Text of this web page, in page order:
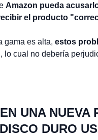
Amazon pueda
el producto
gama es alta, estos
, lo cual no debería
UNA NUEVA
DURO